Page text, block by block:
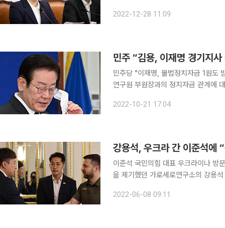
해 “경기지사 선거에서도 경선에서도
2022-12-28 11:09
민주 “김용, 이재명 경기지
민주당 "이재명, 불법정치자금 1원도 받은 바 없다" 더불어민주당은 21
연구원 부원장과의 정치자금 관계에
단 공지를 통해 “이재명 대표는 대선
2022-10-21 17:04
강용석, 우크라 간 이준석에
이준석 국민의힘 대표 우크라이나 방
을 제기했던 가로세로연구소의 강용석 변호
내 비판 여론이 담긴 기사를 공유하
2022-06-08 09:11